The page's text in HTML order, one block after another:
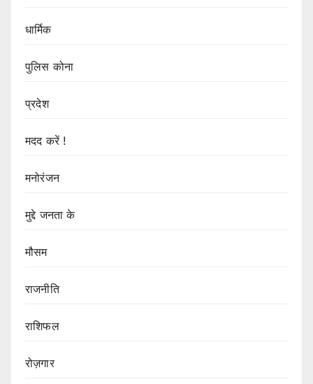
धार्मिक
पुलिस कोना
प्रदेश
मदद करें !
मनोरंजन
मुद्दे जनता के
मौसम
राजनीति
राशिफल
रोज़गार